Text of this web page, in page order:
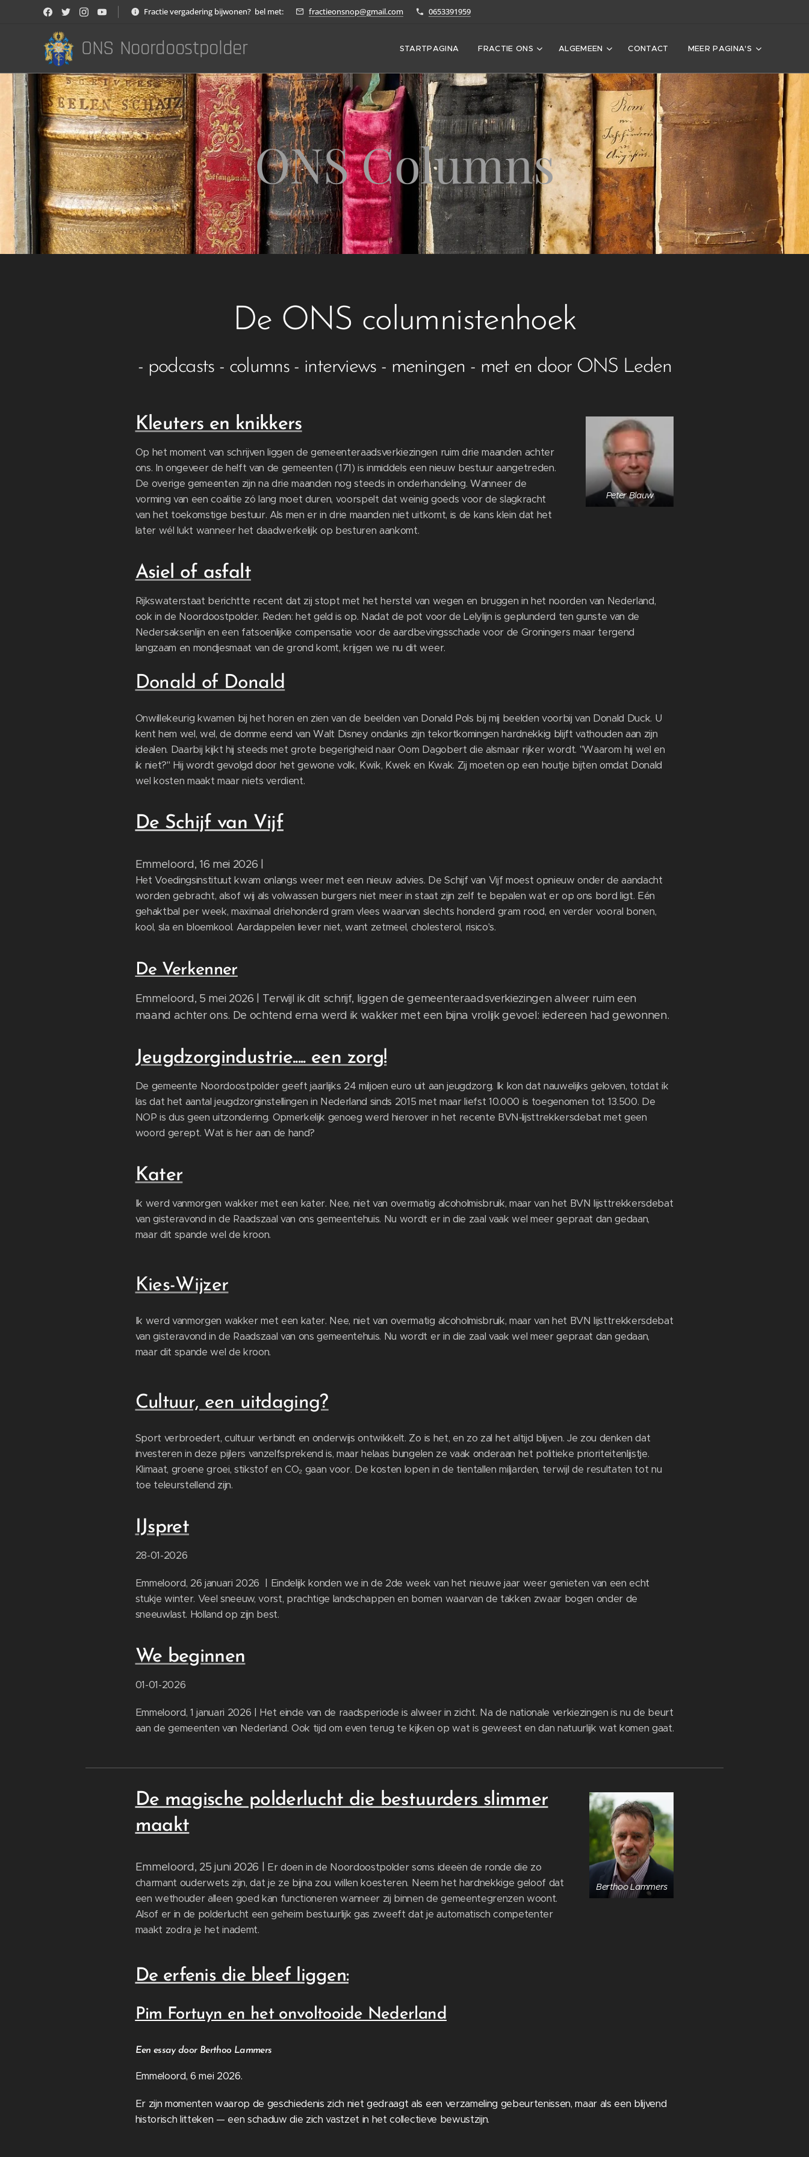
Fractie vergadering bijwonen? bel met: fractieonsnop@gmail.com 0653391959
ONS Noordoostpolder STARTPAGINA FRACTIE ONS ALGEMEEN CONTACT MEER PAGINA'S
ONS Columns
De ONS columnistenhoek
- podcasts - columns - interviews - meningen - met en door ONS Leden
Peter Blauw
Kleuters en knikkers
Op het moment van schrijven liggen de gemeenteraadsverkiezingen ruim drie maanden achter
ons. In ongeveer de helft van de gemeenten (171) is inmiddels een nieuw bestuur aangetreden.
De overige gemeenten zijn na drie maanden nog steeds in onderhandeling. Wanneer de
vorming van een coalitie zó lang moet duren, voorspelt dat weinig goeds voor de slagkracht
van het toekomstige bestuur. Als men er in drie maanden niet uitkomt, is de kans klein dat het
later wél lukt wanneer het daadwerkelijk op besturen aankomt.
Asiel of asfalt
Rijkswaterstaat berichtte recent dat zij stopt met het herstel van wegen en bruggen in het noorden van Nederland,
ook in de Noordoostpolder. Reden: het geld is op. Nadat de pot voor de Lelylijn is geplunderd ten gunste van de
Nedersaksenlijn en een fatsoenlijke compensatie voor de aardbevingsschade voor de Groningers maar tergend
langzaam en mondjesmaat van de grond komt, krijgen we nu dit weer.
Donald of Donald
Onwillekeurig kwamen bij het horen en zien van de beelden van Donald Pols bij mij beelden voorbij van Donald Duck. U
kent hem wel, wel, de domme eend van Walt Disney ondanks zijn tekortkomingen hardnekkig blijft vathouden aan zijn
idealen. Daarbij kijkt hij steeds met grote begerigheid naar Oom Dagobert die alsmaar rijker wordt. "Waarom hij wel en
ik niet?" Hij wordt gevolgd door het gewone volk, Kwik, Kwek en Kwak. Zij moeten op een houtje bijten omdat Donald
wel kosten maakt maar niets verdient.
De Schijf van Vijf
Emmeloord, 16 mei 2026 |
Het Voedingsinstituut kwam onlangs weer met een nieuw advies. De Schijf van Vijf moest opnieuw onder de aandacht
worden gebracht, alsof wij als volwassen burgers niet meer in staat zijn zelf te bepalen wat er op ons bord ligt. Eén
gehaktbal per week, maximaal driehonderd gram vlees waarvan slechts honderd gram rood, en verder vooral bonen,
kool, sla en bloemkool. Aardappelen liever niet, want zetmeel, cholesterol, risico's.
De Verkenner
Emmeloord, 5 mei 2026 | Terwijl ik dit schrijf, liggen de gemeenteraadsverkiezingen alweer ruim een
maand achter ons. De ochtend erna werd ik wakker met een bijna vrolijk gevoel: iedereen had gewonnen.
Jeugdzorgindustrie..... een zorg!
De gemeente Noordoostpolder geeft jaarlijks 24 miljoen euro uit aan jeugdzorg. Ik kon dat nauwelijks geloven, totdat ik
las dat het aantal jeugdzorginstellingen in Nederland sinds 2015 met maar liefst 10.000 is toegenomen tot 13.500. De
NOP is dus geen uitzondering. Opmerkelijk genoeg werd hierover in het recente BVN‑lijsttrekkersdebat met geen
woord gerept. Wat is hier aan de hand?
Kater
Ik werd vanmorgen wakker met een kater. Nee, niet van overmatig alcoholmisbruik, maar van het BVN lijsttrekkersdebat
van gisteravond in de Raadszaal van ons gemeentehuis. Nu wordt er in die zaal vaak wel meer gepraat dan gedaan,
maar dit spande wel de kroon.
Kies-Wijzer
Ik werd vanmorgen wakker met een kater. Nee, niet van overmatig alcoholmisbruik, maar van het BVN lijsttrekkersdebat
van gisteravond in de Raadszaal van ons gemeentehuis. Nu wordt er in die zaal vaak wel meer gepraat dan gedaan,
maar dit spande wel de kroon.
Cultuur, een uitdaging?
Sport verbroedert, cultuur verbindt en onderwijs ontwikkelt. Zo is het, en zo zal het altijd blijven. Je zou denken dat
investeren in deze pijlers vanzelfsprekend is, maar helaas bungelen ze vaak onderaan het politieke prioriteitenlijstje.
Klimaat, groene groei, stikstof en CO₂ gaan voor. De kosten lopen in de tientallen miljarden, terwijl de resultaten tot nu
toe teleurstellend zijn.
IJspret
28-01-2026
Emmeloord, 26 januari 2026 | Eindelijk konden we in de 2de week van het nieuwe jaar weer genieten van een echt
stukje winter. Veel sneeuw, vorst, prachtige landschappen en bomen waarvan de takken zwaar bogen onder de
sneeuwlast. Holland op zijn best.
We beginnen
01-01-2026
Emmeloord, 1 januari 2026 | Het einde van de raadsperiode is alweer in zicht. Na de nationale verkiezingen is nu de beurt
aan de gemeenten van Nederland. Ook tijd om even terug te kijken op wat is geweest en dan natuurlijk wat komen gaat.
Berthoo Lammers
De magische polderlucht die bestuurders slimmer
maakt
Emmeloord, 25 juni 2026 | Er doen in de Noordoostpolder soms ideeën de ronde die zo
charmant ouderwets zijn, dat je ze bijna zou willen koesteren. Neem het hardnekkige geloof dat
een wethouder alleen goed kan functioneren wanneer zij binnen de gemeentegrenzen woont.
Alsof er in de polderlucht een geheim bestuurlijk gas zweeft dat je automatisch competenter
maakt zodra je het inademt.
De erfenis die bleef liggen:
Pim Fortuyn en het onvoltooide Nederland
Een essay door Berthoo Lammers
Emmeloord, 6 mei 2026.
Er zijn momenten waarop de geschiedenis zich niet gedraagt als een verzameling gebeurtenissen, maar als een blijvend
historisch litteken — een schaduw die zich vastzet in het collectieve bewustzijn.